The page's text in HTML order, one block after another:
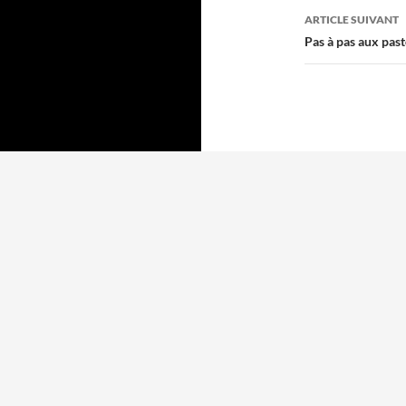
articles
ARTICLE SUIVANT
Pas à pas aux